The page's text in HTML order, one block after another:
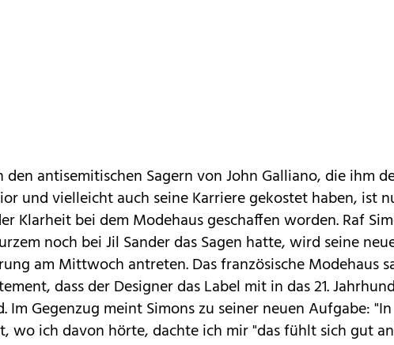
den antisemitischen Sagern von John Galliano, die ihm
und vielleicht auch seine Karriere gekostet haben, ist
Klarheit bei dem Modehaus geschaffen worden. Raf
noch bei Jil Sander das Sagen hatte, wird seine
am Mittwoch antreten. Das französische Modehaus
dass der Designer das Label mit in das 21.
Im Gegenzug meint Simons zu seiner neuen Aufgabe: "In
wo ich davon hörte, dachte ich mir "das fühlt sich gut